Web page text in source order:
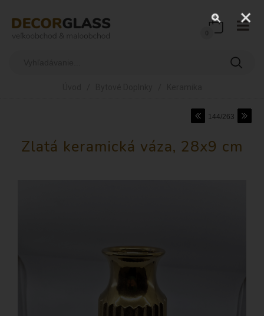
144/263
Zlatá keramická váza, 28x9 cm